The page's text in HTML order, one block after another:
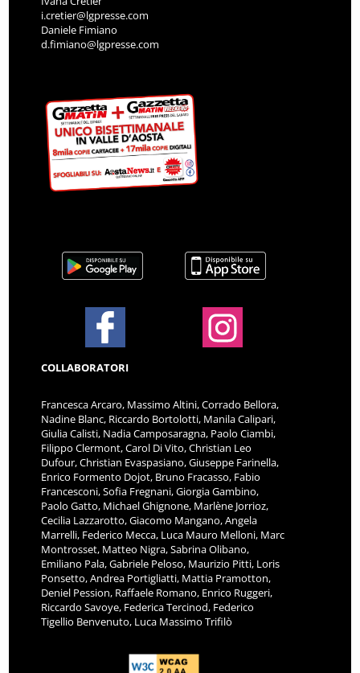
i.cretier@lgpresse.com
Daniele Fimiano
d.fimiano@lgpresse.com
COLLABORATORI
Francesca Arcaro, Massimo Altini, Corrado Bellora,
Nadine Blanc, Riccardo Bortolotti, Manila Calipari,
Giulia Calisti, Nadia Camposaragna, Paolo Ciambi,
Filippo Clermont, Carol Di Vito, Christian Leo
Dufour, Christian Evaspasiano, Giuseppe Farinella,
Enrico Formento Dojot, Bruno Fracasso, Fabio
Francesconi, Sofia Fregnani, Giorgia Gambino,
Paolo Gatto, Michael Ghignone, Marlène Jorrioz,
Cecilia Lazzarotto, Giacomo Mangano, Angela
Marrelli, Federico Mecca, Luca Mauro Melloni, Marc
Montrosset, Matteo Nigra, Sabrina Olibano,
Emiliano Pala, Gabriele Peloso, Maurizio Pitti, Loris
Ponsetto, Andrea Portigliatti, Mattia Pramotton,
Deniel Pession, Raffaele Romano, Enrico Ruggeri,
Riccardo Savoye, Federica Tercinod, Federico
Tigellio Benvenuto, Luca Massimo Trifilò